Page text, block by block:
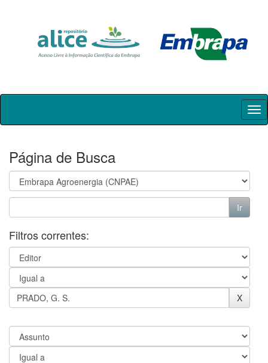
Skip
Página de Busca
Filtros correntes: